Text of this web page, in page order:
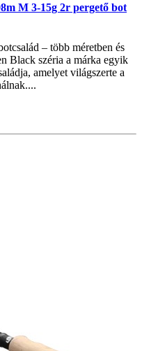
M 3-15g 2r pergető bot
– több méretben és
Black széria a márka egyik
amelyet világszerte a